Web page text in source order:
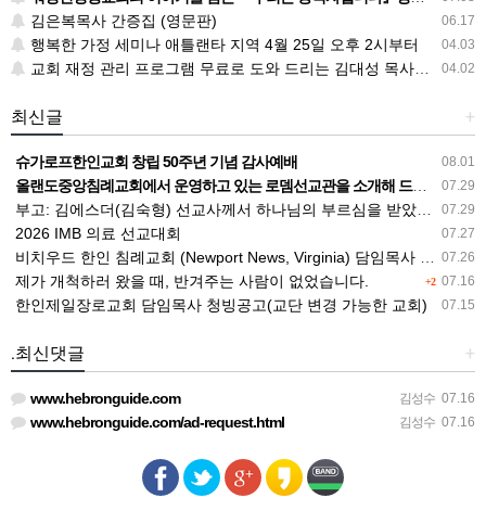
06.17
김은복목사 간증집 (영문판)
04.03
행복한 가정 세미나 애틀랜타 지역 4월 25일 오후 2시부터
04.02
교회 재정 관리 프로그램 무료로 도와 드리는 김대성 목사님의 사랑
+
최신글
08.01
슈가로프한인교회 창립 50주년 기념 감사예배
07.29
올랜도중앙침례교회에서 운영하고 있는 로뎀선교관을 소개해 드립니다
07.29
부고: 김에스더(김숙형) 선교사께서 하나님의 부르심을 받았습니다.
07.27
2026 IMB 의료 선교대회
07.26
비치우드 한인 침례교회 (Newport News, Virginia) 담임목사 청빙
+2 07.16
제가 개척하러 왔을 때, 반겨주는 사람이 없었습니다.
07.15
한인제일장로교회 담임목사 청빙공고(교단 변경 가능한 교회)
+
.최신댓글
김성수 07.16
www.hebronguide.com
김성수 07.16
www.hebronguide.com/ad-request.html